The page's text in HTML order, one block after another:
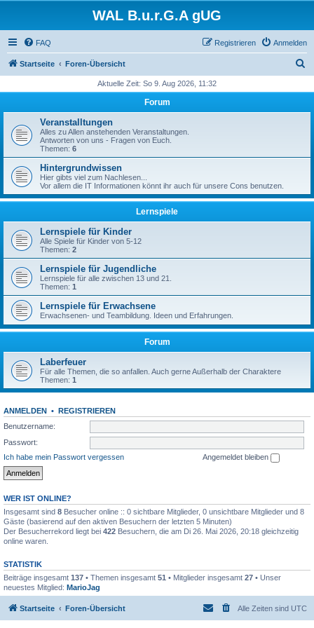
WAL B.u.r.G.A gUG
FAQ Anmelden
Registrieren
Startseite Foren-Übersicht
h
Aktuelle Zeit: So 9. Aug 2026, 11:32
Forum
Veranstalltungen
Alles zu Allen anstehenden Veranstaltungen.
Antworten von uns - Fragen von Euch.
Themen: 6
Hintergrundwissen
Hier gibts viel zum Nachlesen...
Vor allem die IT Informationen könnt ihr auch für unsere Cons benutzen.
Lernspiele
Lernspiele für Kinder
Alle Spiele für Kinder von 5-12
Themen: 2
Lernspiele für Jugendliche
Lernspiele für alle zwischen 13 und 21.
Themen: 1
Lernspiele für Erwachsene
Erwachsenen- und Teambildung. Ideen und Erfahrungen.
Forum
Laberfeuer
Für alle Themen, die so anfallen. Auch gerne Außerhalb der Charaktere
Themen: 1
ANMELDEN • REGISTRIEREN
Benutzername:
Passwort:
Ich habe mein Passwort vergessen
Angemeldet bleiben
WER IST ONLINE?
Insgesamt sind 8 Besucher online :: 0 sichtbare Mitglieder, 0 unsichtbare Mitglieder und 8
Gäste (basierend auf den aktiven Besuchern der letzten 5 Minuten)
Der Besucherrekord liegt bei 422 Besuchern, die am Di 26. Mai 2026, 20:18 gleichzeitig
online waren.
STATISTIK
Beiträge insgesamt 137 • Themen insgesamt 51 • Mitglieder insgesamt 27 • Unser
neuestes Mitglied: MarioJag
Startseite Foren-Übersicht Alle Zeiten sind UTC